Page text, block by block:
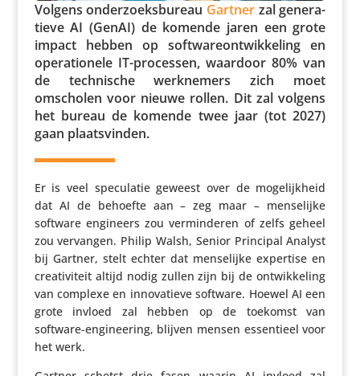
Volgens onder­zoeks­bu­reau Gartner zal gene­ra­
tieve AI (GenAI) de komende jaren een grote
impact hebben op soft­wa­re­ont­wik­ke­ling en
opera­ti­o­nele IT-processen, waardoor 80% van
de tech­ni­sche werk­ne­mers zich moet
omscholen voor nieuwe rollen. Dit zal volgens
het bureau de komende twee jaar (tot 2027)
gaan plaatsvinden.
Er is veel specu­latie geweest over de moge­lijk­heid
dat AI de behoefte aan – zeg maar – mense­lijke
software engineers zou vermin­deren of zelfs geheel
zou vervangen. Philip Walsh, Senior Principal Analyst
bij Gartner, stelt echter dat mense­lijke expertise en
crea­ti­vi­teit altijd nodig zullen zijn bij de ontwik­ke­ling
van complexe en inno­va­tieve software. Hoewel AI een
grote invloed zal hebben op de toekomst van
software-engi­nee­ring, blijven mensen essen­tieel voor
het werk.